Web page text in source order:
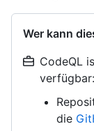
Wer kann
CodeQL
verfügbar:
die